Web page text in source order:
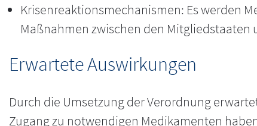
Krisenreaktionsmechanismen: Es werden
Maßnahmen zwischen den
Erwartete Auswirkungen
Durch die Umsetzung der Verordnung
Zugang zu notwendigen Medikamenten